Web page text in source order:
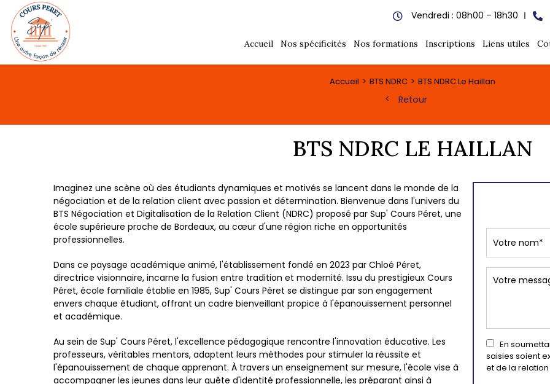
Vendredi : 08h00 – 18h30
Accueil Nos spécificités Nos formations Inscriptions Liens utiles
Accueil BTS NDRC BTS NDRC Le Haillan
Retour
BTS NDRC LE HAILLAN
Imaginez une scène où des étudiants dynamiques et motivés se lancent dans le monde de la
négociation et de la relation client avec passion et détermination. Bienvenue dans l'univers du
BTS Négociation et Digitalisation de la Relation Client (NDRC) proposé par Sup' Cours Péret, une
école supérieure proche de Bordeaux, au cœur d'une région riche en opportunités
professionnelles.
Dans ce paysage académique animé, l'établissement fondé en 2023 par Chloé Péret,
directrice visionnaire, incarne la fusion entre tradition et modernité. Issu du prestigieux Cours
Péret, école familiale établie en 1985, Sup' Cours Péret se distingue par son engagement
envers chaque étudiant, offrant un cadre bienveillant propice à l'épanouissement personnel
et académique.
Au sein de Sup' Cours Péret, l'excellence pédagogique rencontre l'innovation éducative. Les
professeurs, véritables mentors, adaptent leurs méthodes pour stimuler la réussite et
l'épanouissement de chaque apprenant. À travers un enseignement sur mesure, l'école vise à
accompagner les jeunes dans leur quête d'identité professionnelle, les préparant ainsi à
En
saisies soient
et de la